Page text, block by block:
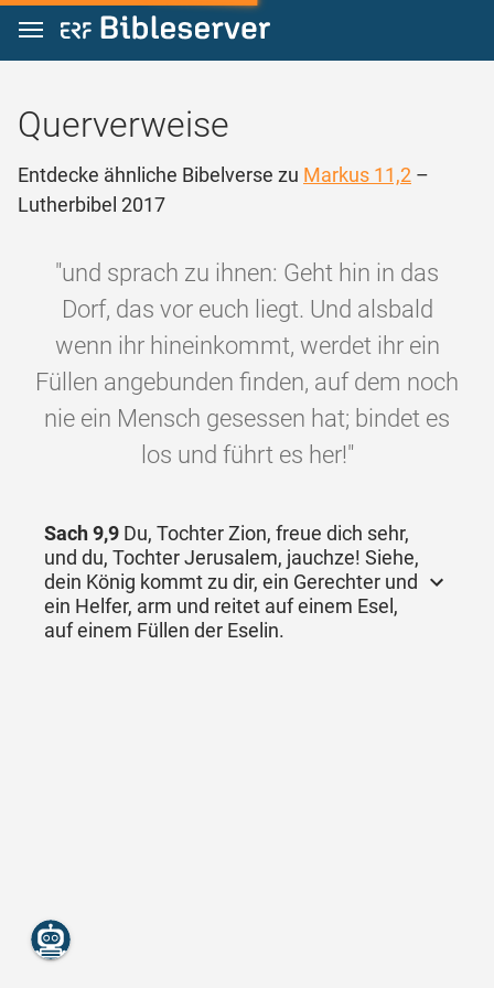
Zum Inhalt springen
Querverweise
Entdecke ähnliche Bibelverse zu Markus 11,2 –
Lutherbibel 2017
"und sprach zu ihnen: Geht hin in das
Dorf, das vor euch liegt. Und alsbald
wenn ihr hineinkommt, werdet ihr ein
Füllen angebunden finden, auf dem noch
nie ein Mensch gesessen hat; bindet es
los und führt es her!"
Sach 9,9 Du, Tochter Zion, freue dich sehr,
und du, Tochter Jerusalem, jauchze! Siehe,
dein König kommt zu dir, ein Gerechter und
ein Helfer, arm und reitet auf einem Esel,
auf einem Füllen der Eselin.